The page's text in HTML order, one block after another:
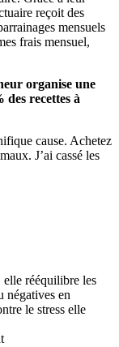
reçoit des
mensuels
frais mensuel,
organise une
des recettes à
cause. Achetez
J’ai cassé les
rééquilibre les
négatives en
le stress elle